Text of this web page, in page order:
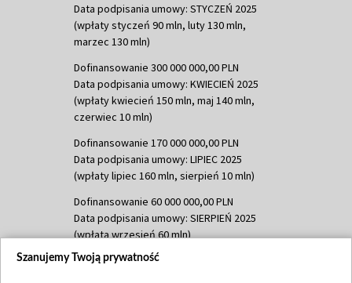
Data podpisania umowy: STYCZEŃ 2025
(wpłaty styczeń 90 mln, luty 130 mln,
marzec 130 mln)
Dofinansowanie 300 000 000,00 PLN
Data podpisania umowy: KWIECIEŃ 2025
(wpłaty kwiecień 150 mln, maj 140 mln,
czerwiec 10 mln)
Dofinansowanie 170 000 000,00 PLN
Data podpisania umowy: LIPIEC 2025
(wpłaty lipiec 160 mln, sierpień 10 mln)
Dofinansowanie 60 000 000,00 PLN
Data podpisania umowy: SIERPIEŃ 2025
(wpłata wrzesień 60 mln)
Dofinansowanie 635 783 051,21 PLN
Szanujemy Twoją prywatność